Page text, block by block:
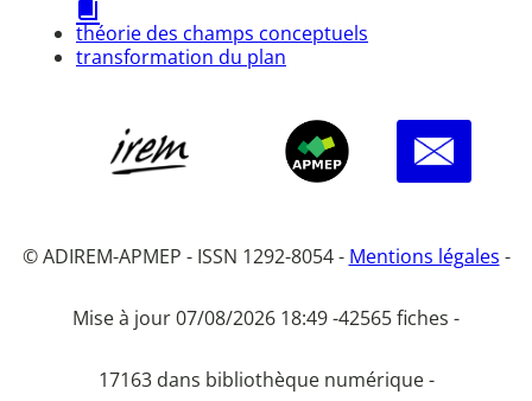
théorie des champs conceptuels
transformation du plan
© ADIREM-APMEP - ISSN 1292-8054 - Mentions légales -
Mise à jour 07/08/2026 18:49 -42565 fiches -
17163 dans bibliothèque numérique -